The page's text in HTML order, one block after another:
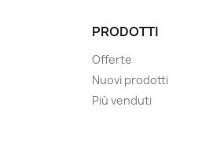
PRODOTTI
Offerte
Nuovi prodotti
Più venduti